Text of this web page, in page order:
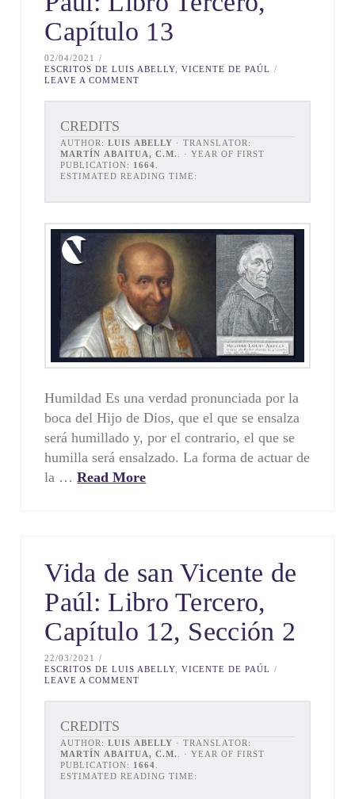
Capítulo 13
02/04/2021
ESCRITOS DE LUIS ABELLY ,VICENTE DE PAÚL
LEAVE A COMMENT
CREDITS
AUTHOR:LUIS ABELLY · TRANSLATOR:
MARTÍN ABAITUA, C.M.
. · YEAR OF FIRST
PUBLICATION: 1664
ESTIMATED READING TIME:
Humildad Es una verdad pronunciada por la
boca del Hijo de Dios, que el que se ensalza
será humillado y, por el contrario, el que se
humilla será ensalzado. La forma de actuar de
la …Read More
Vida de san Vicente de
Paúl: Libro Tercero,
Capítulo 12, Sección 2
22/03/2021
ESCRITOS DE LUIS ABELLY ,VICENTE DE PAÚL
LEAVE A COMMENT
CREDITS
AUTHOR:LUIS ABELLY · TRANSLATOR:
MARTÍN ABAITUA, C.M.
. · YEAR OF FIRST
PUBLICATION: 1664
ESTIMATED READING TIME: